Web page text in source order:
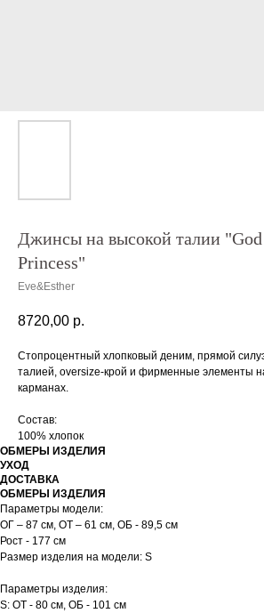
Джинсы на высокой талии "God
Princess"
Eve&Esther
8720,00 р.
Стопроцентный хлопковый деним, прямой
талией, oversize-крой и фирменные элементы
карманах.
Состав:
100% хлопок
ОБМЕРЫ ИЗДЕЛИЯ
УХОД
ДОСТАВКА
ОБМЕРЫ ИЗДЕЛИЯ
Параметры модели:
ОГ – 87 см, ОТ – 61 см, ОБ - 89,5 см
Рост - 177 см
Размер изделия на модели: S
Параметры изделия:
S: ОТ - 80 см, ОБ - 101 см